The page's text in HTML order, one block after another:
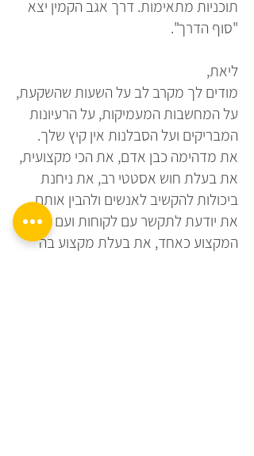
תוכניות מתאימות. דרך אגב הקמין יצא
"סוף הדרך".
ליאת,
מודים לך מקרב לב על השעות שהשקעת,
על המחשבות המעמיקות, על הרעיונות
המבריקים ועל הסבלנות אין קיץ שלך.
את מדהימה כבן אדם, את הכי מקצועית,
את בעלת חוש אסטטי רב, את ניחנת
ביכולות להקשיב לאנשים ולהבין אותם,
את יודעת לתקשר עם לקוחות ועם בעלי
המקצוע כאחד, את בעלת מקצוע בה׳